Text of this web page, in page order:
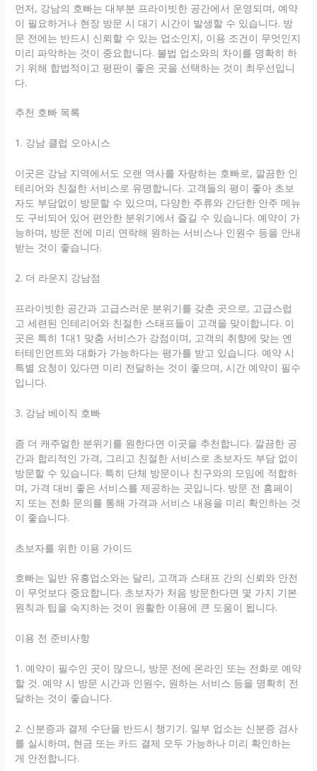
먼저, 강남의 호빠는 대부분 프라이빗한 공간에서 운영되며, 예약
이 필요하거나 현장 방문 시 대기 시간이 발생할 수 있습니다. 방
문 전에는 반드시 신뢰할 수 있는 업소인지, 이용 조건이 무엇인지
미리 파악하는 것이 중요합니다. 불법 업소와의 차이를 명확히 하
기 위해 합법적이고 평판이 좋은 곳을 선택하는 것이 최우선입니
다.
추천 호빠 목록
1. 강남 클럽 오아시스
이곳은 강남 지역에서도 오랜 역사를 자랑하는 호빠로, 깔끔한 인
테리어와 친절한 서비스로 유명합니다. 고객들의 평이 좋아 초보
자도 부담없이 방문할 수 있으며, 다양한 주류와 간단한 안주 메뉴
도 구비되어 있어 편안한 분위기에서 즐길 수 있습니다. 예약이 가
능하며, 방문 전에 미리 연락해 원하는 서비스나 인원수 등을 안내
받는 것이 좋습니다.
2. 더 라운지 강남점
프라이빗한 공간과 고급스러운 분위기를 갖춘 곳으로, 고급스럽
고 세련된 인테리어와 친절한 스태프들이 고객을 맞이합니다. 이
곳은 특히 1대1 맞춤 서비스가 강점이며, 고객의 취향에 맞는 엔
터테인먼트와 대화가 가능하다는 평가를 받고 있습니다. 예약 시
특별 요청이 있다면 미리 전달하는 것이 좋으며, 시간 예약이 필수
입니다.
3. 강남 베이직 호빠
좀 더 캐주얼한 분위기를 원한다면 이곳을 추천합니다. 깔끔한 공
간과 합리적인 가격, 그리고 친절한 서비스로 초보자도 부담 없이
방문할 수 있습니다. 특히 단체 방문이나 친구와의 모임에 적합하
며, 가격 대비 좋은 서비스를 제공하는 곳입니다. 방문 전 홈페이
지 또는 전화 문의를 통해 가격과 서비스 내용을 미리 확인하는 것
이 좋습니다.
초보자를 위한 이용 가이드
호빠는 일반 유흥업소와는 달리, 고객과 스태프 간의 신뢰와 안전
이 무엇보다 중요합니다. 초보자가 처음 방문한다면 몇 가지 기본
원칙과 팁을 숙지하는 것이 원활한 이용에 큰 도움이 됩니다.
이용 전 준비사항
1. 예약이 필수인 곳이 많으니, 방문 전에 온라인 또는 전화로 예약
할 것. 예약 시 방문 시간과 인원수, 원하는 서비스 등을 명확히 전
달하는 것이 좋습니다.
2. 신분증과 결제 수단을 반드시 챙기기. 일부 업소는 신분증 검사
를 실시하며, 현금 또는 카드 결제 모두 가능하나 미리 확인하는
게 안전합니다.